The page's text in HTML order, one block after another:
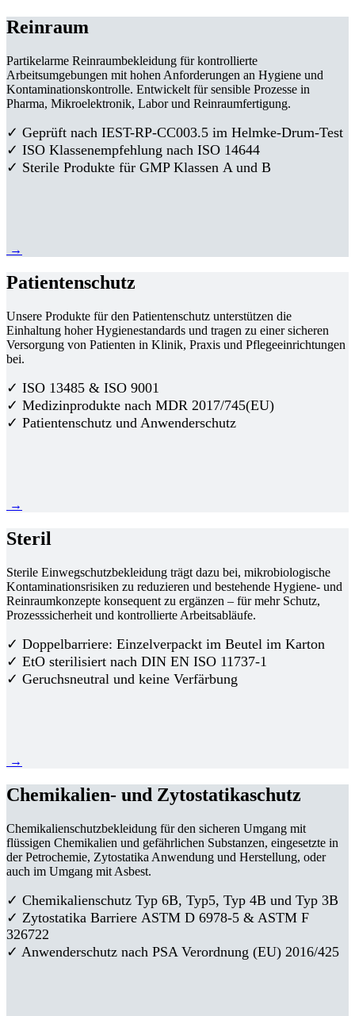
Reinraum
Partikelarme Reinraumbekleidung für kontrollierte
Arbeitsumgebungen mit hohen Anforderungen an Hygiene und
Kontaminationskontrolle. Entwickelt für sensible Prozesse in
Pharma, Mikroelektronik, Labor und Reinraumfertigung.
✓ Geprüft nach IEST-RP-CC003.5 im Helmke-Drum-Test
✓ ISO Klassenempfehlung nach ISO 14644
✓ Sterile Produkte für GMP Klassen A und B
→
Patientenschutz
Unsere Produkte für den Patientenschutz unterstützen die
Einhaltung hoher Hygienestandards und tragen zu einer sicheren
Versorgung von Patienten in Klinik, Praxis und Pflegeeinrichtungen
bei.
✓ ISO 13485 & ISO 9001
✓ Medizinprodukte nach MDR 2017/745(EU)
✓ Patientenschutz und Anwenderschutz
→
Steril
Sterile Einwegschutzbekleidung trägt dazu bei, mikrobiologische
Kontaminationsrisiken zu reduzieren und bestehende Hygiene- und
Reinraumkonzepte konsequent zu ergänzen – für mehr Schutz,
Prozesssicherheit und kontrollierte Arbeitsabläufe.
✓ Doppelbarriere: Einzelverpackt im Beutel im Karton
✓ EtO sterilisiert nach DIN EN ISO 11737-1
✓ Geruchsneutral und keine Verfärbung
→
Chemikalien- und Zytostatikaschutz
Chemikalienschutzbekleidung für den sicheren Umgang mit
flüssigen Chemikalien und gefährlichen Substanzen, eingesetzte in
der Petrochemie, Zytostatika Anwendung und Herstellung, oder
auch im Umgang mit Asbest.
✓ Chemikalienschutz Typ 6B, Typ5, Typ 4B und Typ 3B
✓ Zytostatika Barriere ASTM D 6978-5 & ASTM F
326722
✓ Anwenderschutz nach PSA Verordnung (EU) 2016/425